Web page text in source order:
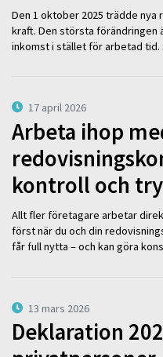
Den 1 oktober 2025 trädde
kraft. Den största förändringen
inkomst i stället för arbetad
17 april 2026
Arbeta ihop
kontroll och
Allt fler företagare arbetar
först när du och din
får full nytta – och kan göra
13 mars 2026
Deklaration